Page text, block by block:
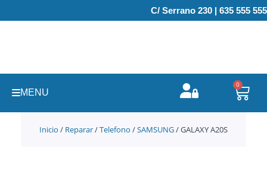
al
C/ Serrano 230 | 635 555 555
MENU
0
Inicio / Reparar/Telefono /SAMSUNG/ GALAXY A20S